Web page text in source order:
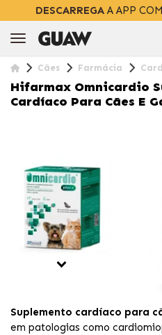
DESCARREGAA APP
Cães Farmácia
Hifarmax Omnicardio
Cardíaco Para Cães E
Suplemento cardíaco para
em patologias como